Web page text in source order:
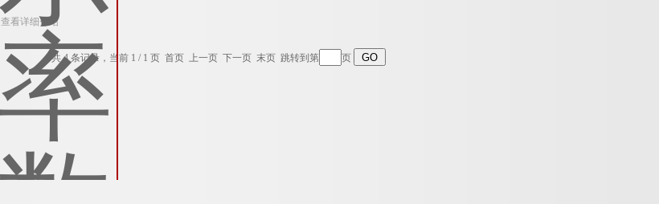
查看详细介绍
共 4 条记录，当前 1 / 1 页 首页 上一页 下一页 末页 跳转到第 页